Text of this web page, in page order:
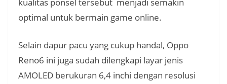
optimal untuk bermain game online.
Selain dapur pacu yang cukup handal, Oppo
Reno6 ini juga sudah dilengkapi layar jenis
AMOLED berukuran 6,4 inchi dengan resolusi